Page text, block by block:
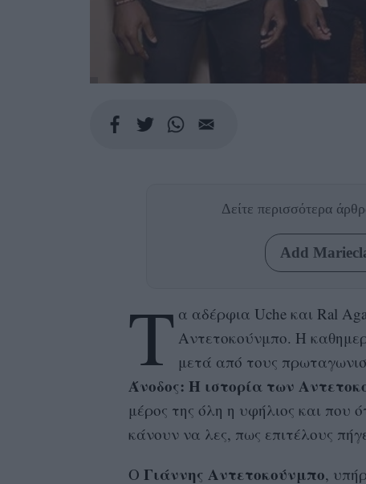
Δείτε περισσότερα
Add
Τ α αδέρφια Uche και Ral
Αντετοκούνμπο. Η
μετά από τους
Άνοδος: Η ιστορία των
μέρος της όλη η υφήλιος και που
κάνουν να λες, πως επιτέλους
Ο Γιάννης Αντετοκούνμπο,